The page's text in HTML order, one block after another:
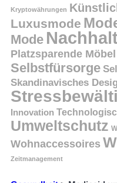
Kryptowährungen
Luxusmode
Mode
Platzsparende Möbel
Selbstfürsorge
Skandinavisches
Innovation
Umweltschutz
Wohnaccessoires
Zeitmanagement